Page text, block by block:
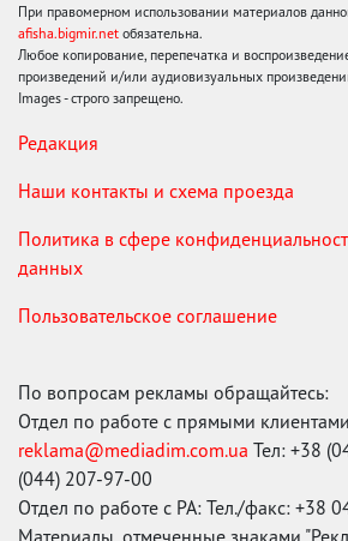
При правомерном использовании материалов
afisha.bigmir.net обязательна.
Любое копирование, перепечатка и
произведений и/или аудиовизуальных
Images - строго запрещено.
Редакция
Наши контакты и схема проезда
Политика в сфере
данных
Пользовательское соглашение
По вопросам рекламы обращайтесь:
Отдел по работе с прямыми
reklama@mediadim.com.ua Тел: +38
(044) 207-97-00
Отдел по работе с РА: Тел./факс: +38
Материалы, отмеченные знаками